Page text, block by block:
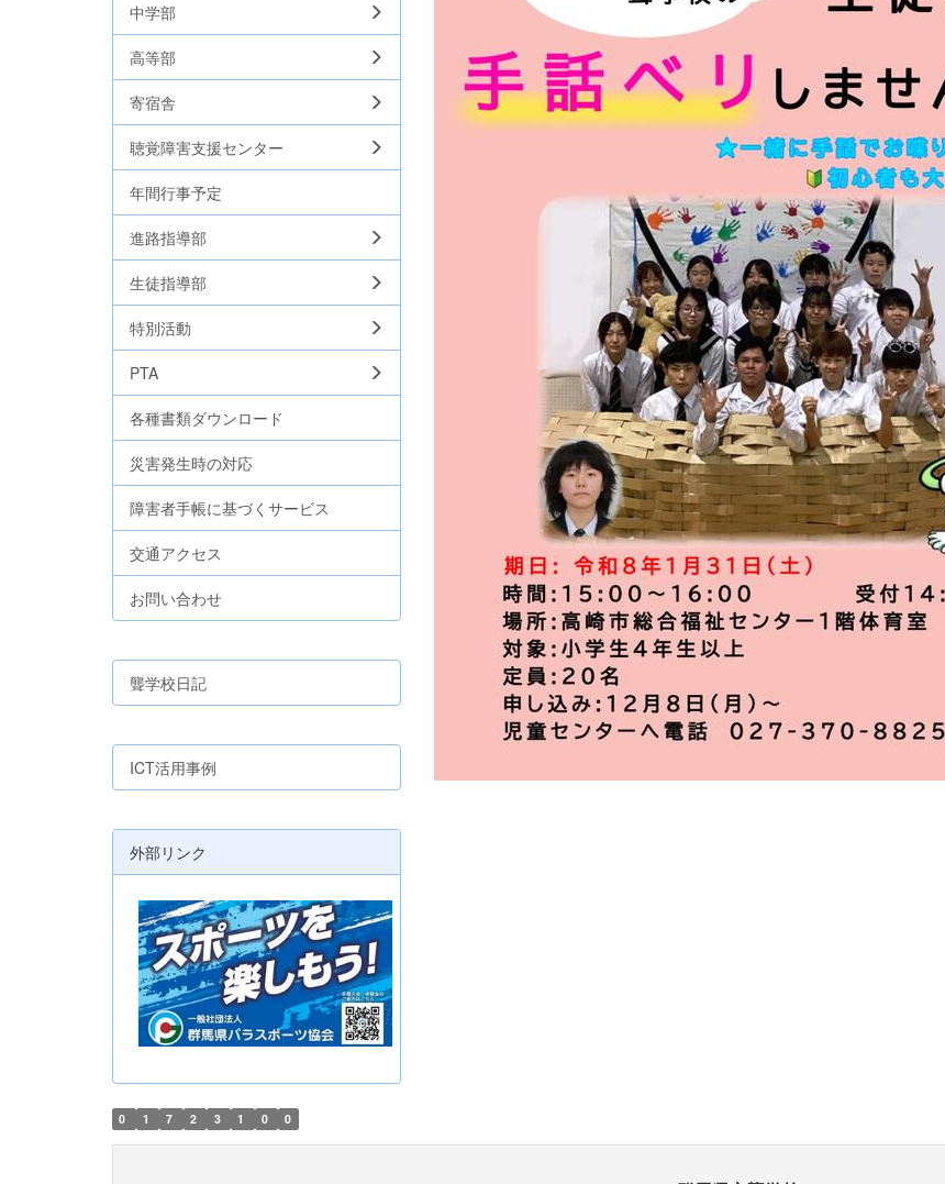
中学部
高等部
寄宿舎
聴覚障害支援センター
年間行事予定
進路指導部
生徒指導部
特別活動
PTA
各種書類ダウンロード
災害発生時の対応
障害者手帳に基づくサービス
交通アクセス
お問い合わせ
聾学校日記
ICT活用事例
外部リンク
0 1 7 2 3 1 0 0